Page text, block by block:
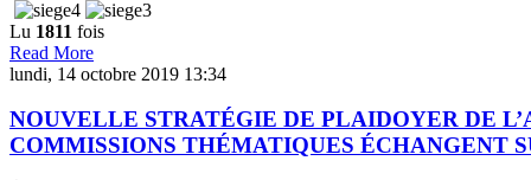
Lu 1811 fois
Read More
lundi, 14 octobre 2019 13:34
NOUVELLE STRATÉGIE DE PLAIDOYER DE
COMMISSIONS THÉMATIQUES ÉCHANGENT